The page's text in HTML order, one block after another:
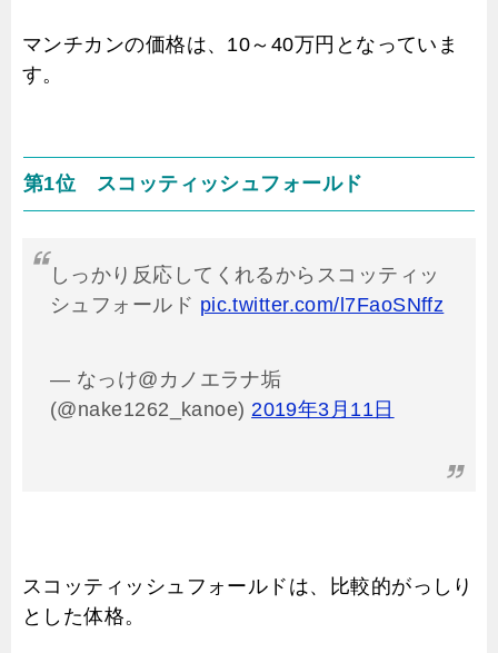
マンチカンの価格は、10～40万円となっていま
す。
第1位 スコッティッシュフォールド
しっかり反応してくれるからスコッティッ
シュフォールド pic.twitter.com/l7FaoSNffz
— なっけ@カノエラナ垢
(@nake1262_kanoe) 2019年3月11日
スコッティッシュフォールドは、比較的がっしり
とした体格。